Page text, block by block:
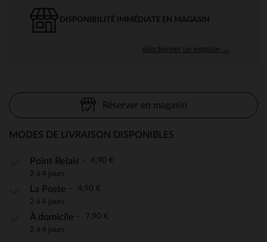
DISPONIBILITÉ IMMÉDIATE EN MAGASIN
sélectionner un magasin →
Réserver en magasin
MODES DE LIVRAISON DISPONIBLES
Point Relais 4,90 €
2 à 4 jours
La Poste 4,90 €
2 à 4 jours
À domicile 7,90 €
2 à 4 jours